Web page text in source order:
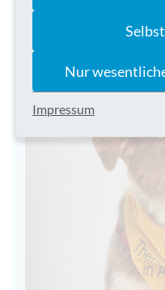
Steckbrief
Nur
Impressum